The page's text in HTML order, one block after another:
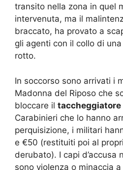
transito nella zona in quel
intervenuta, ma il
braccato, ha provato a
gli agenti con il collo di
rotto.
In soccorso sono arrivati i
Madonna del Riposo che
bloccare il taccheggiatore
Carabinieri che lo hanno
perquisizione, i militari
e €50 (restituiti poi al
derubato). I capi d’accusa
sono violenza o minaccia